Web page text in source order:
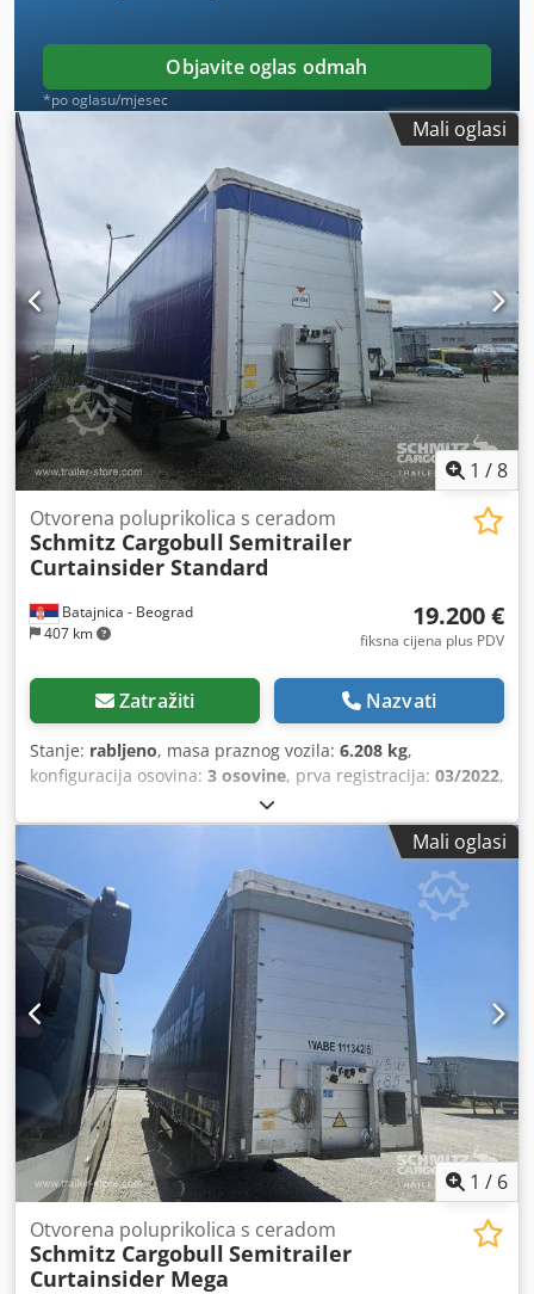
Objavite oglas odmah
*po oglasu/mjesec
Mali oglasi
1 /8
Batajnica - Beograd
407 km
Otvorena poluprikolica s ceradom
Schmitz Cargobull Semitrailer
Curtainsider Standard
19.200 €
fiksna cijena plus PDV
Zatražiti Nazvati
Stanje: rabljeno, masa praznog vozila: 6.208 kg,
konfiguracija osovina: 3 osovine, prva registracija: 03/2022,
13.620 mm
prostora:2.480 mm, visina utovarnog prostora:2.780 mm,
zrak, dimenzija
gume:
, boja:srebrna
, Godina proizvodnje:
2022, Oprema:
Mali oglasi
1 / 6
Otvorena poluprikolica s ceradom
Schmitz Cargobull Semitrailer
Curtainsider Mega